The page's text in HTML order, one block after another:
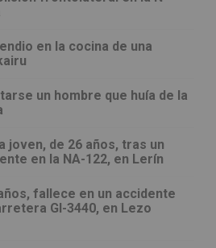
en la cocina de una
un hombre que huía de la
joven, de 26 años, tras un
en la NA-122, en Lerín
fallece en un accidente
GI-3440, en Lezo